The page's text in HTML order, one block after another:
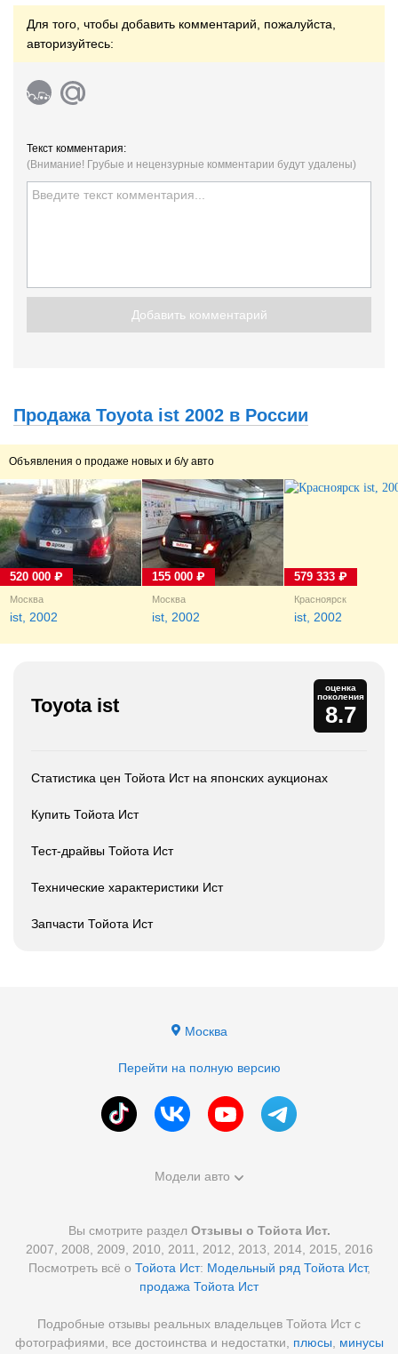
Для того, чтобы добавить комментарий, пожалуйста,
авторизуйтесь:
Текст комментария:
(Внимание! Грубые и нецензурные комментарии будут удалены)
Добавить комментарий
Продажа Toyota ist 2002 в России
Объявления о продаже новых и б/у авто
Москва
ist, 2002
520 000 ₽
Москва
ist, 2002
155 000 ₽
Красноярск
ist, 2002
579 333 ₽
Toyota ist
оценка
поколения
8.7
Статистика цен Тойота Ист на японских аукционах
Купить Тойота Ист
Тест-драйвы Тойота Ист
Технические характеристики Ист
Запчасти Тойота Ист
Москва
Перейти на полную версию
Модели авто
Вы смотрите раздел Отзывы о Тойота Ист.
2007, 2008, 2009, 2010, 2011, 2012, 2013, 2014, 2015, 2016
Посмотреть всё о Тойота Ист: Модельный ряд Тойота Ист,
продажа Тойота Ист
Подробные отзывы реальных владельцев Тойота Ист с
фотографиями, все достоинства и недостатки, плюсы
минусы